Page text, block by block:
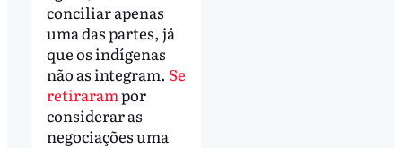
conciliar apenas
uma das partes, já
que os indígenas
não as integram. Se
retirarampor
considerar as
negociações uma